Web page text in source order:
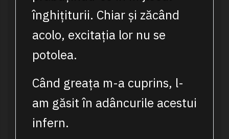
înghițiturii. Chiar și zăcând
acolo, excitația lor nu se
potolea.
Când greața m-a cuprins, l-
am găsit în adâncurile acestui
infern.